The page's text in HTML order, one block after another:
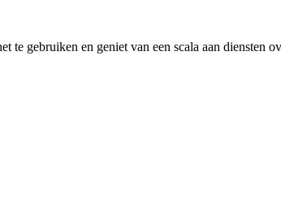
gebruiken en geniet van een scala aan diensten